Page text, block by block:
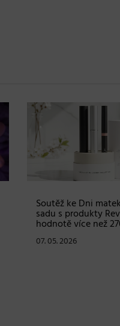
Soutěž ke Dni
sadu s produkty
hodnotě více než
07. 05. 2026